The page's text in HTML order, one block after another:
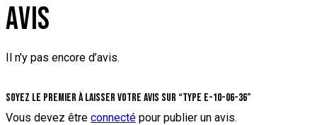
AVIS
Il n’y pas encore d’avis.
Soyez le premier à laisser votre avis sur “Type E-10-06-36”
Vous devez être connecté pour publier un avis.